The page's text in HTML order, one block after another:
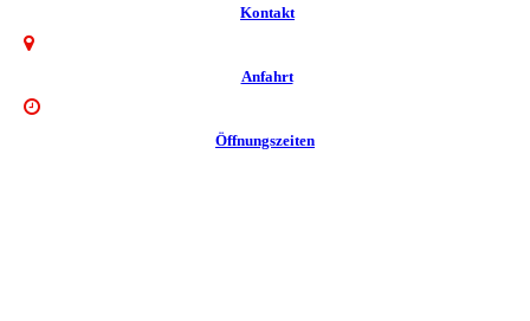
Kontakt
Anfahrt
Öffnungszeiten